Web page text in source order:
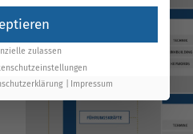
zulassen
Impressum